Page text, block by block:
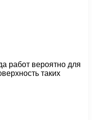
работ вероятно для
таких